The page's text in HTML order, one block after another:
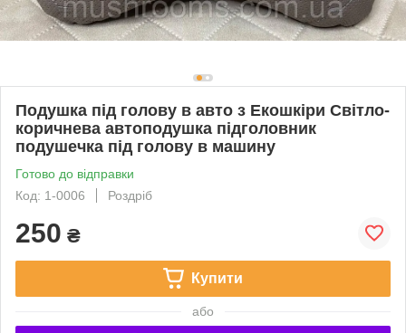
Подушка під голову в авто з Екошкіри Світло-
коричнева автоподушка підголовник
подушечка під голову в машину
Готово до відправки
Код: 1-0006
Роздріб
250 ₴
Купити
або